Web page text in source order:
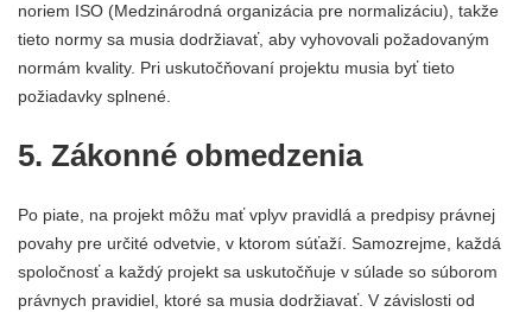
noriem ISO (Medzinárodná organizácia pre normalizáciu), takže
tieto normy sa musia dodržiavať, aby vyhovovali požadovaným
normám kvality. Pri uskutočňovaní projektu musia byť tieto
požiadavky splnené.
5. Zákonné obmedzenia
Po piate, na projekt môžu mať vplyv pravidlá a predpisy právnej
povahy pre určité odvetvie, v ktorom súťaží. Samozrejme, každá
spoločnosť a každý projekt sa uskutočňuje v súlade so súborom
právnych pravidiel, ktoré sa musia dodržiavať. V závislosti od